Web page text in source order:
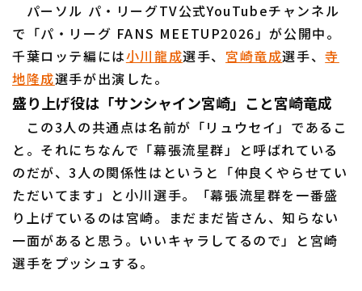
ファーム西地区
交流戦
北海道日本ハムファイターズ
東北楽天ゴールデンイーグルス
埼玉西武ライオンズ
千葉ロッテマリーンズ
オリックス・バファローズ
福岡ソフトバンクホークス
設定
パーソル パ・リーグTV公式YouTubeチャンネル
で「パ・リーグ FANS MEETUP2026」が公開中。
千葉ロッテ編には小川龍成選手、 宮崎竜成選手、寺
地隆成選手が出演した。
盛り上げ役は「サンシャイン宮崎」こと宮崎竜成
この3人の共通点は名前が「リュウセイ」であるこ
と。それにちなんで「幕張流星群」と呼ばれている
のだが、3人の関係性はというと「仲良くやらせてい
ただいてます」と小川選手。「幕張流星群を一番盛
り上げているのは宮崎。まだまだ皆さん、知らない
一面があると思う。いいキャラしてるので」と宮崎
選手をプッシュする。